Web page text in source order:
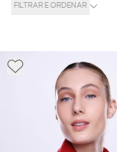
FILTRAR E ORDENAR